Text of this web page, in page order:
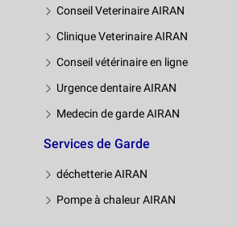
Conseil Veterinaire AIRAN
Clinique Veterinaire AIRAN
Conseil vétérinaire en ligne
Urgence dentaire AIRAN
Medecin de garde AIRAN
Services de Garde
déchetterie AIRAN
Pompe à chaleur AIRAN